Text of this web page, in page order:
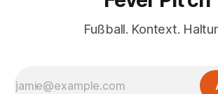
Fußball. Kontext.